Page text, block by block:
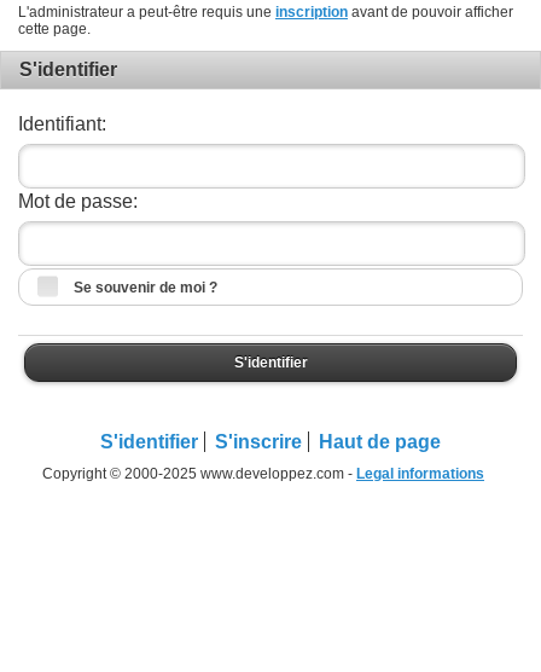
L'administrateur a peut-être requis une inscription avant de pouvoir afficher
cette page.
S'identifier
Identifiant:
Mot de passe:
Se souvenir de moi ?
S'identifier
S'identifier S'inscrire Haut de page
Copyright © 2000-2025 www.developpez.com - Legal informations